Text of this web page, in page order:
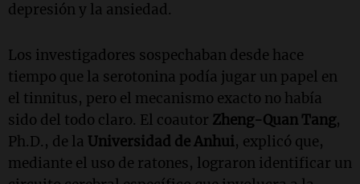
depresión y la ansiedad.
Los investigadores sospechaban desde hace
tiempo que la serotonina podía jugar un papel en
el tinnitus, pero el mecanismo exacto no había
sido del todo claro. El coautor Zheng-Quan Tang,
Ph.D., de la Universidad de Anhui, explicó que,
mediante el uso de ratones, lograron identificar un